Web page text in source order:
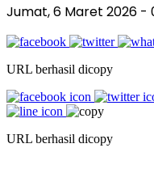
Jumat, 6 Maret 2026 -
URL berhasil dicopy
URL berhasil dicopy